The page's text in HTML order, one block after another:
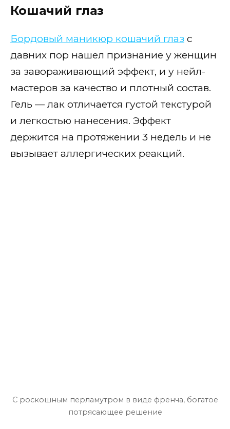
Кошачий глаз
Бордовый маникюр кошачий глаз с
давних пор нашел признание у женщин
за завораживающий эффект, и у нейл-
мастеров за качество и плотный состав.
Гель — лак отличается густой текстурой
и легкостью нанесения. Эффект
держится на протяжении 3 недель и не
вызывает аллергических реакций.
С роскошным перламутром в виде френча, богатое
потрясающее решение